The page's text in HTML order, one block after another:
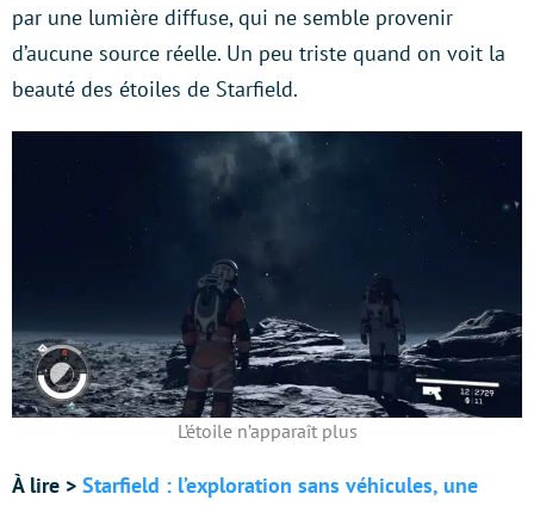
par une lumière diffuse, qui ne semble provenir
d’aucune source réelle. Un peu triste quand on voit la
beauté des étoiles de Starfield.
L’étoile n’apparaît plus
À lire > Starfield : l’exploration sans véhicules, une